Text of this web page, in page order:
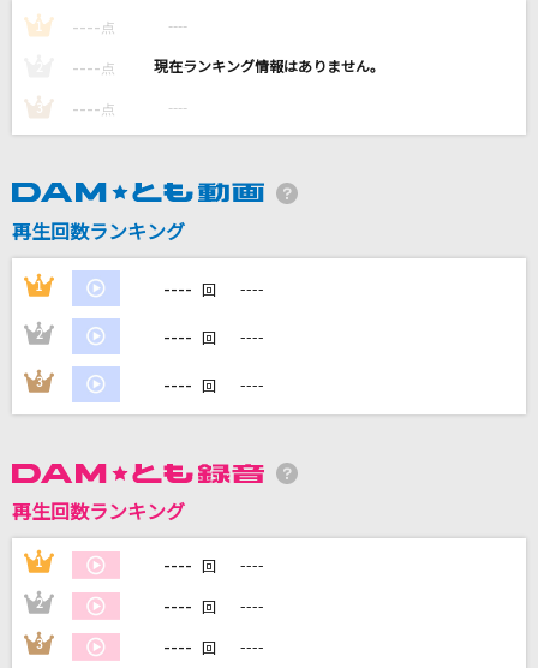
[生音]横須賀ストーリー
This Is Me [ディス・イズ・ミー]
ずっと真夜中でいいのに。
カラオケ最新情報をチェック！
1 ---- 点 ----
---- 点 ----
3 ---- 点 ----
再生回数ランキング
1 ---- 回 ----
2 ---- 回 ----
3 ---- 回 ----
再生回数ランキング
1 ---- 回 ----
2 ---- 回 ----
3 ---- 回 ----